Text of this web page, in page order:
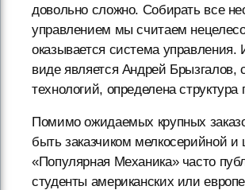
довольно сложно. Собирать все
управлением мы считаем
оказывается система
виде является Андрей Брызгалов,
технологий, определена структура
Помимо ожидаемых крупных
быть заказчиком мелкосерийной
«Популярная Механика» часто
студенты американских или